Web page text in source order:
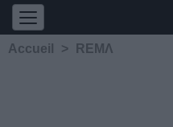
Accueil > REMΛ